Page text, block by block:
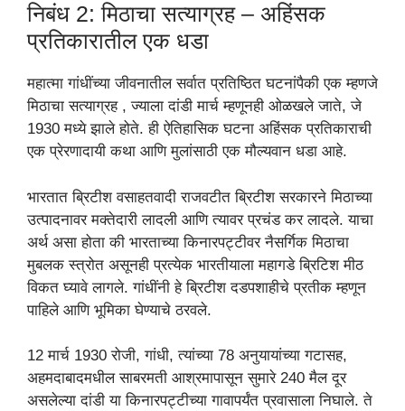
निबंध 2: मिठाचा सत्याग्रह – अहिंसक
प्रतिकारातील एक धडा
महात्मा गांधींच्या जीवनातील सर्वात प्रतिष्ठित घटनांपैकी एक म्हणजे
मिठाचा सत्याग्रह , ज्याला दांडी मार्च म्हणूनही ओळखले जाते, जे
1930 मध्ये झाले होते. ही ऐतिहासिक घटना अहिंसक प्रतिकाराची
एक प्रेरणादायी कथा आणि मुलांसाठी एक मौल्यवान धडा आहे.
भारतात ब्रिटीश वसाहतवादी राजवटीत ब्रिटीश सरकारने मिठाच्या
उत्पादनावर मक्तेदारी लादली आणि त्यावर प्रचंड कर लादले. याचा
अर्थ असा होता की भारताच्या किनारपट्टीवर नैसर्गिक मिठाचा
मुबलक स्त्रोत असूनही प्रत्येक भारतीयाला महागडे ब्रिटिश मीठ
विकत घ्यावे लागले. गांधींनी हे ब्रिटीश दडपशाहीचे प्रतीक म्हणून
पाहिले आणि भूमिका घेण्याचे ठरवले.
12 मार्च 1930 रोजी, गांधी, त्यांच्या 78 अनुयायांच्या गटासह,
अहमदाबादमधील साबरमती आश्रमापासून सुमारे 240 मैल दूर
असलेल्या दांडी या किनारपट्टीच्या गावापर्यंत प्रवासाला निघाले. ते